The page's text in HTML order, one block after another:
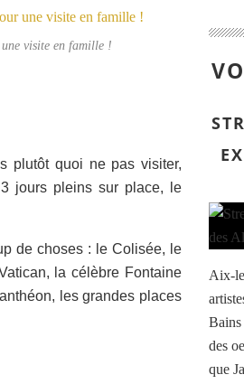
visite en famille !
plutôt quoi ne pas visiter,
jours pleins sur place, le
de choses : le Colisée, le
la célèbre Fontaine
les grandes places
Aix-
Bains
des
que